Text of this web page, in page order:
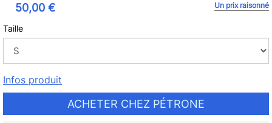
50,00 € Un prix raisonné
Taille
Infos produit
ACHETER CHEZ PÉTRONE